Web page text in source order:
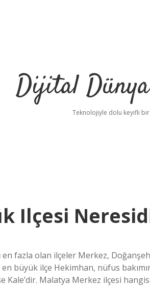
Dijital
Teknolojiyle dolu keyifli
Ilçesi
fazla olan ilçeler Merkez,
büyük ilçe Hekimhan, nüfus
Malatya Merkez ilçesi